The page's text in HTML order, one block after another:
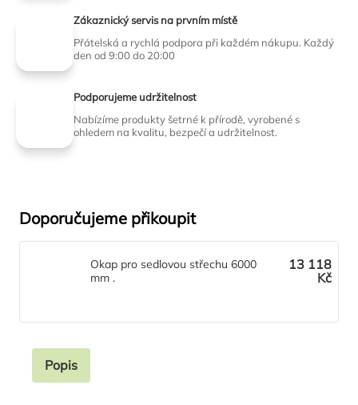
Zákaznický servis na prvním místě
Přátelská a rychlá podpora při každém nákupu. Každý
den od 9:00 do 20:00
Podporujeme udržitelnost
Nabízíme produkty šetrné k přírodě, vyrobené s
ohledem na kvalitu, bezpečí a udržitelnost.
Doporučujeme přikoupit
Okap pro sedlovou střechu 6000
mm .
13 118
Kč
Popis